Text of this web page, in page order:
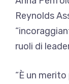
Reynolds
ruoli di
“È un